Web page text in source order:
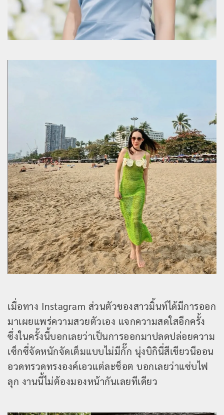
เมื่อทาง Instagram ส่วนตัวของสาวมิ้นท์ได้มีการออก
มาเผยแพร่ความสวยตัวเอง แจกความสดใสอีกครั้ง
ซึ่งในครั้งนี้บอกเลยว่าเป็นการออกมาปลดปล่อยความ
เซ็กซี่จัดหนักจัดเต็มแบบไม่มีกั๊ก นุ่งบิกินี่สีเขียวนีออน
อวดทรวดทรงองค์เอวแต่ละช็อต บอกเลยว่าแซ่บไฟ
ลุก งานนี้ไม่ต้องมองหน้ากันเลยทีเดียว